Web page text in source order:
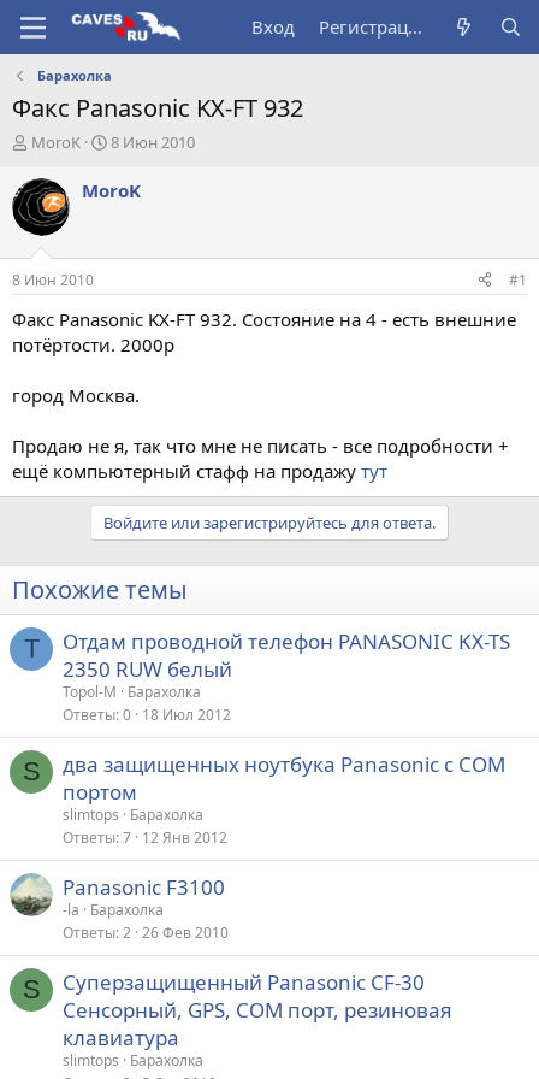
Вход Регистрация
Барахолка
Факс Panasonic KX-FT 932
А
т
о
р
т
е
м
ы
MoroK
Д
т
а
л
8 Июн 2010
MoroK
8 Июн 2010 #1
Факс Panasonic KX-FT 932. Состояние на 4 - есть внешние
потёртости. 2000р
город Москва.
Продаю не я, так что мне не писать - все подробности +
ещё компьютерный стафф на продажу тут
Войдите или зарегистрируйтесь для ответа.
Похожие темы
T
Отдам проводной телефон PANASONIC KX-TS
2350 RUW белый
Topol-M
Барахолка
Ответы 0 18 Июл 2012
S
два защищенных ноутбука Panasonic с COM
портом
slimtops
Барахолка
Ответы 7 12 Янв 2012
Panasonic F3100
-la
Барахолка
Ответы 2 26 Фев 2010
S
Суперзащищенный Panasonic CF-30
Сенсорный, GPS, COM порт, резиновая
клавиатура
slimtops
Барахолка